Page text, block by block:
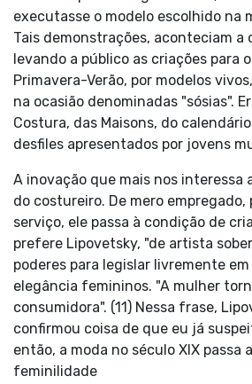
executasse o modelo escolhido na
Tais demonstrações, aconteciam a
levando a público as criações para
Primavera-Verão, por modelos
na ocasião denominadas "sósias".
Costura, das Maisons, do
desfiles apresentados por jovens
A inovação que mais nos interessa
do costureiro. De mero empregado,
serviço, ele passa à condição de
prefere Lipovetsky, "de artista
poderes para legislar livremente
elegância femininos. "A mulher
consumidora". (11) Nessa frase,
confirmou coisa de que eu já
então, a moda no século XIX passa
feminilidade